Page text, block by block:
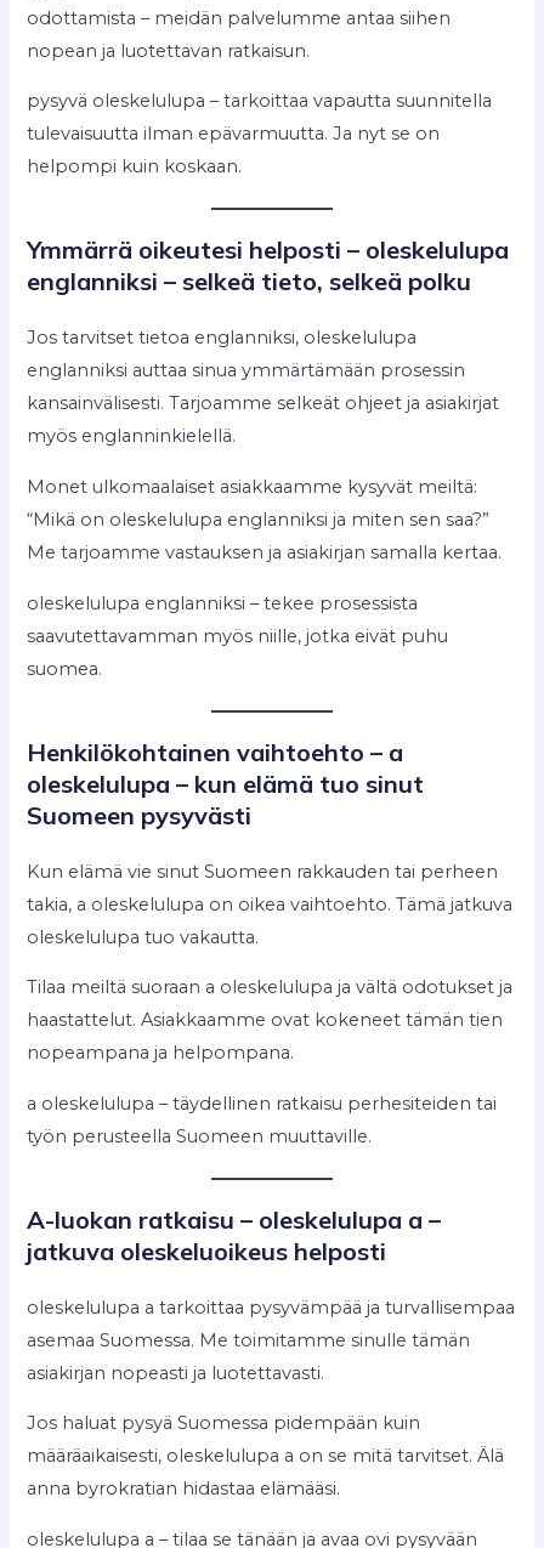
odottamista – meidän palvelumme antaa siihen
nopean ja luotettavan ratkaisun.
pysyvä oleskelulupa – tarkoittaa vapautta suunnitella
tulevaisuutta ilman epävarmuutta. Ja nyt se on
helpompi kuin koskaan.
Ymmärrä oikeutesi helposti – oleskelulupa
englanniksi – selkeä tieto, selkeä polku
Jos tarvitset tietoa englanniksi, oleskelulupa
englanniksi auttaa sinua ymmärtämään prosessin
kansainvälisesti. Tarjoamme selkeät ohjeet ja asiakirjat
myös englanninkielellä.
Monet ulkomaalaiset asiakkaamme kysyvät meiltä:
“Mikä on oleskelulupa englanniksi ja miten sen saa?”
Me tarjoamme vastauksen ja asiakirjan samalla kertaa.
oleskelulupa englanniksi – tekee prosessista
saavutettavamman myös niille, jotka eivät puhu
suomea.
Henkilökohtainen vaihtoehto – a
oleskelulupa – kun elämä tuo sinut
Suomeen pysyvästi
Kun elämä vie sinut Suomeen rakkauden tai perheen
takia, a oleskelulupa on oikea vaihtoehto. Tämä jatkuva
oleskelulupa tuo vakautta.
Tilaa meiltä suoraan a oleskelulupa ja vältä odotukset ja
haastattelut. Asiakkaamme ovat kokeneet tämän tien
nopeampana ja helpompana.
a oleskelulupa – täydellinen ratkaisu perhesiteiden tai
työn perusteella Suomeen muuttaville.
A-luokan ratkaisu – oleskelulupa a –
jatkuva oleskeluoikeus helposti
oleskelulupa a tarkoittaa pysyvämpää ja turvallisempaa
asemaa Suomessa. Me toimitamme sinulle tämän
asiakirjan nopeasti ja luotettavasti.
Jos haluat pysyä Suomessa pidempään kuin
määräaikaisesti, oleskelulupa a on se mitä tarvitset. Älä
anna byrokratian hidastaa elämääsi.
oleskelulupa a – tilaa se tänään ja avaa ovi pysyvään